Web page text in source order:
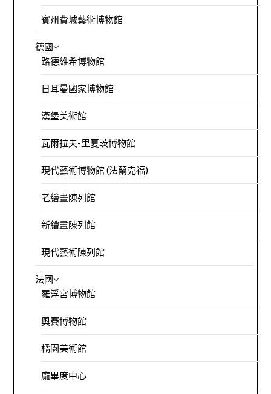
賓州費城藝術博物館
德國
路德維希博物館
日耳曼國家博物館
漢堡美術館
瓦爾拉夫-里夏茨博物館
現代藝術博物館 (法蘭克福)
老繪畫陳列館
新繪畫陳列館
現代藝術陳列館
法國
羅浮宮博物館
奧賽博物館
橘園美術館
龐畢度中心